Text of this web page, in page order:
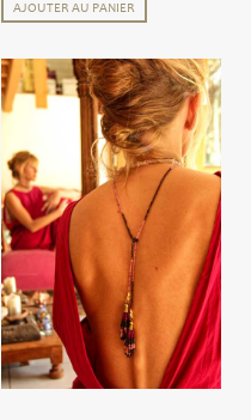
AJOUTER AU PANIER